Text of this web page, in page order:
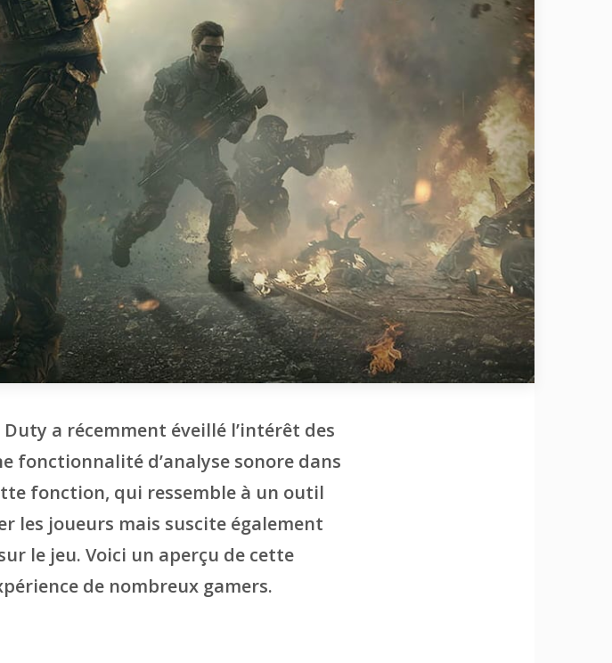
a récemment éveillé l’intérêt des
fonctionnalité d’analyse sonore dans
fonction, qui ressemble à un outil
les joueurs mais suscite également
le jeu. Voici un aperçu de cette
de nombreux gamers.